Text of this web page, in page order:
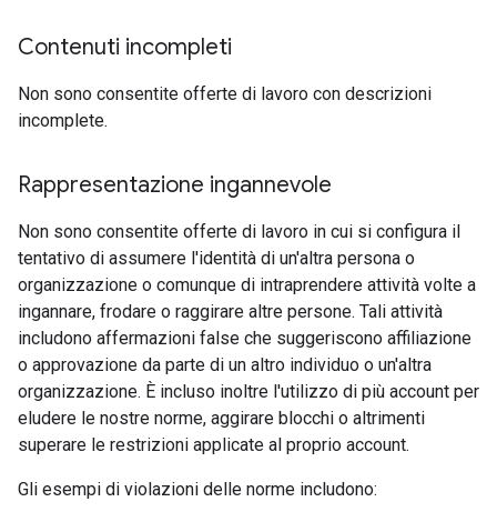
Contenuti incompleti
Non sono consentite offerte di lavoro con descrizioni
incomplete.
Rappresentazione ingannevole
Non sono consentite offerte di lavoro in cui si configura il
tentativo di assumere l'identità di un'altra persona o
organizzazione o comunque di intraprendere attività volte a
ingannare, frodare o raggirare altre persone. Tali attività
includono affermazioni false che suggeriscono affiliazione
o approvazione da parte di un altro individuo o un'altra
organizzazione. È incluso inoltre l'utilizzo di più account per
eludere le nostre norme, aggirare blocchi o altrimenti
superare le restrizioni applicate al proprio account.
Gli esempi di violazioni delle norme includono: